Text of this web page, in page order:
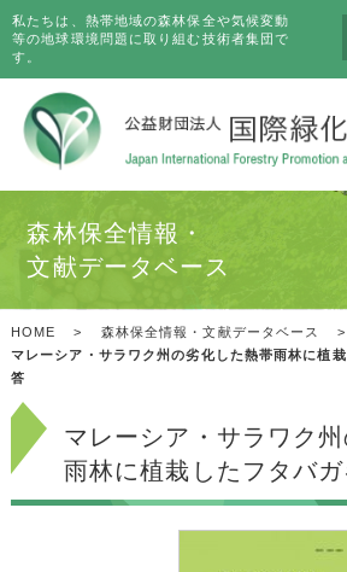
私たちは、熱帯地域の森林保全や気候変動
等の地球環境問題に取り組む技術者集団で
す。
森林保全情報・
文献データベース
HOME > 森林保全情報・文献データベース
>
マレーシア・サラワク州の劣化した熱帯雨林に植
答
マレーシア・サラワク
雨林に植栽したフタバ